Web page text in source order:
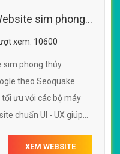
sim phong
xem: 10600
sim phong thủy
theo Seoquake.
ưu với các bộ máy
chuẩn UI - UX giúp
XEM WEBSITE